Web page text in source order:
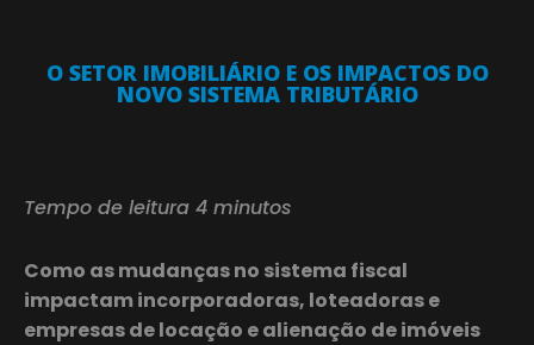
O SETOR IMOBILIÁRIO E OS IMPACTOS DO
NOVO SISTEMA TRIBUTÁRIO
Tempo de leitura 4 minutos
Como as mudanças no sistema fiscal
impactam incorporadoras, loteadoras e
empresas de locação e alienação de imóveis